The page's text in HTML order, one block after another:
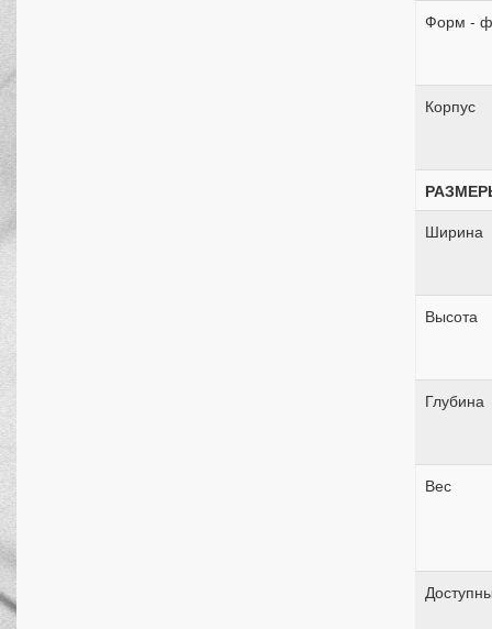
Форм -
Корпус
Ширина
Высота
Глубина
Вес